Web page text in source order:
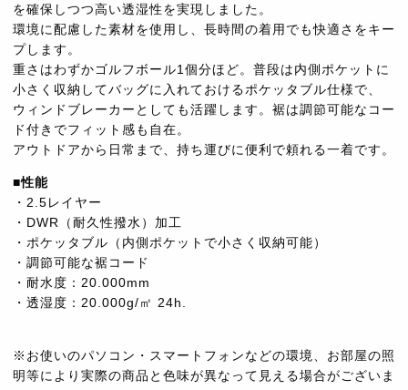
を確保しつつ高い透湿性を実現しました。
環境に配慮した素材を使用し、長時間の着用でも快適さをキー
プします。
重さはわずかゴルフボール1個分ほど。普段は内側ポケットに
小さく収納してバッグに入れておけるポケッタブル仕様で、
ウィンドブレーカーとしても活躍します。裾は調節可能なコー
ド付きでフィット感も自在。
アウトドアから日常まで、持ち運びに便利で頼れる一着です。
■性能
・2.5レイヤー
・DWR（耐久性撥水）加工
・ポケッタブル（内側ポケットで小さく収納可能）
・調節可能な裾コード
・耐水度：20.000mm
・透湿度：20.000g/㎡ 24h.
※お使いのパソコン・スマートフォンなどの環境、お部屋の照
明等により実際の商品と色味が異なって見える場合がございま